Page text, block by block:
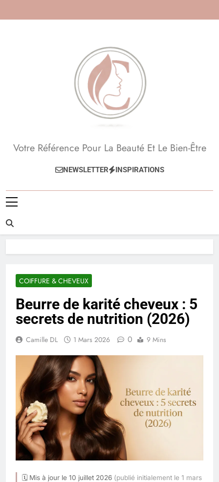
Beauté, Esthétique,
Anti-Âge
Votre Référence Pour La Beauté Et Le Bien-Être
NEWSLETTER INSPIRATIONS
COIFFURE & CHEVEUX
Beurre de karité cheveux : 5
secrets de nutrition (2026)
Camille DL 1 Mars 2026 0 9 Mins
🗓 Mis à jour le 10 juillet 2026 (publié initialement le 1 mars